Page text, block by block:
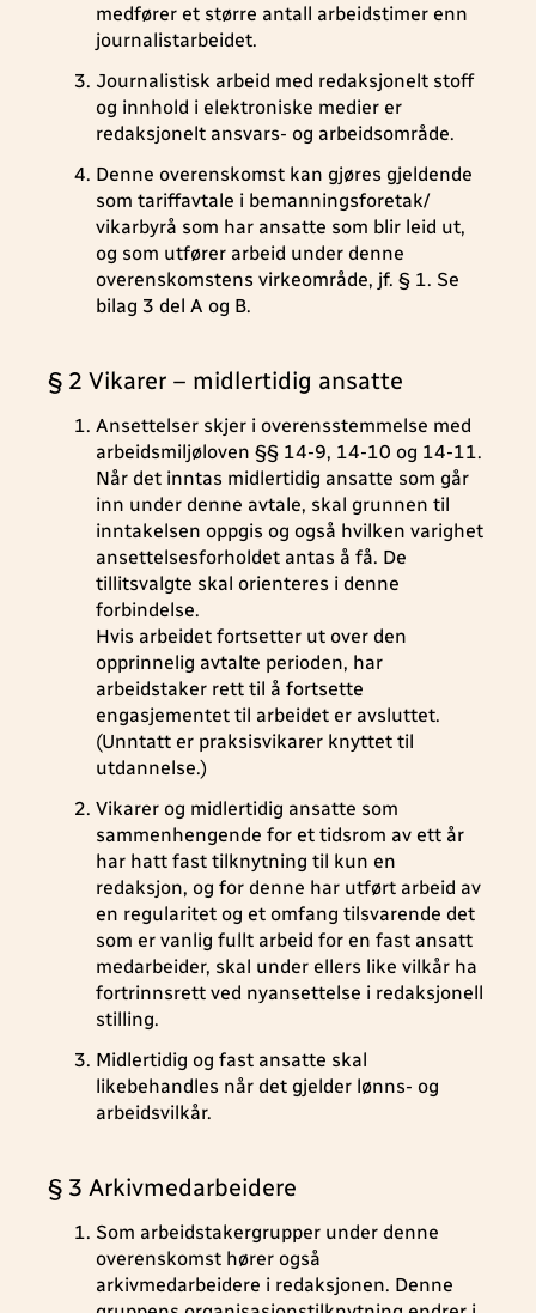
medfører et større antall arbeidstimer enn
journalistarbeidet.
Journalistisk arbeid med redaksjonelt stoff
og innhold i elektroniske medier er
redaksjonelt ansvars- og arbeidsområde.
Denne overenskomst kan gjøres gjeldende
som tariffavtale i bemanningsforetak/
vikarbyrå som har ansatte som blir leid ut,
og som utfører arbeid under denne
overenskomstens virkeområde, jf. § 1. Se
bilag 3 del A og B.
§ 2 Vikarer – midlertidig ansatte
Ansettelser skjer i overensstemmelse med
arbeidsmiljøloven §§ 14-9, 14-10 og 14-11.
Når det inntas midlertidig ansatte som går
inn under denne avtale, skal grunnen til
inntakelsen oppgis og også hvilken varighet
ansettelsesforholdet antas å få. De
tillitsvalgte skal orienteres i denne
forbindelse.
Hvis arbeidet fortsetter ut over den
opprinnelig avtalte perioden, har
arbeidstaker rett til å fortsette
engasjementet til arbeidet er avsluttet.
(Unntatt er praksisvikarer knyttet til
utdannelse.)
Vikarer og midlertidig ansatte som
sammenhengende for et tidsrom av ett år
har hatt fast tilknytning til kun en
redaksjon, og for denne har utført arbeid av
en regularitet og et omfang tilsvarende det
som er vanlig fullt arbeid for en fast ansatt
medarbeider, skal under ellers like vilkår ha
fortrinnsrett ved nyansettelse i redaksjonell
stilling.
Midlertidig og fast ansatte skal
likebehandles når det gjelder lønns- og
arbeidsvilkår.
§ 3 Arkivmedarbeidere
Som arbeidstakergrupper under denne
overenskomst hører også
arkivmedarbeidere i redaksjonen. Denne